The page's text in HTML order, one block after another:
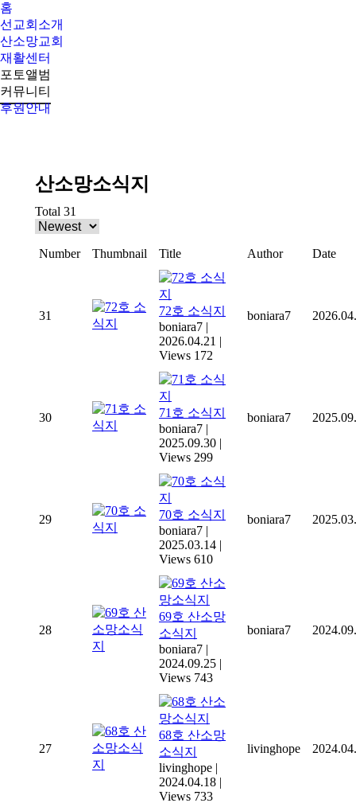
홈
선교회소개
산소망교회
재활센터
포토앨범
커뮤니티
후원안내
산소망소식지
Total 31
Number Thumbnail Title Author Date
31
72호 소식지
boniara7 |
2026.04.21 |
Views 172
boniara7
30
71호 소식지
boniara7 |
2025.09.30 |
Views 299
boniara7
29
70호 소식지
boniara7 |
2025.03.14 |
Views 610
boniara7
28
69호 산소망
소식지
boniara7 |
2024.09.25 |
Views 743
boniara7
27
68호 산소망
소식지
livinghope |
2024.04.18 |
Views 733
livinghope